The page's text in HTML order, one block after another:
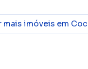
central de
mais imóveis em